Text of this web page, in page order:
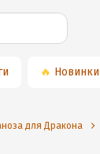
🔥 Новинки
для Дракона